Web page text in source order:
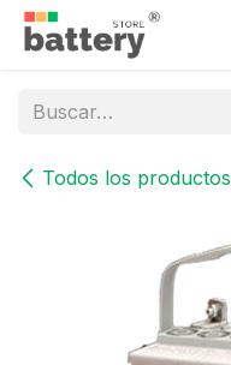
Ir al contenido
Todos los productos